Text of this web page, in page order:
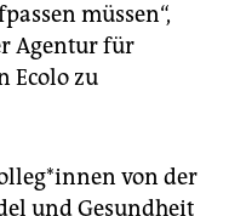
müssen“,
Agentur für
Ecolo zu
von der
und Gesundheit